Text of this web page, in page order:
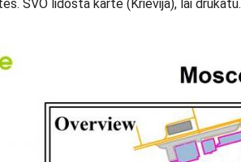
SVO lidostā karte (Krievija), lai